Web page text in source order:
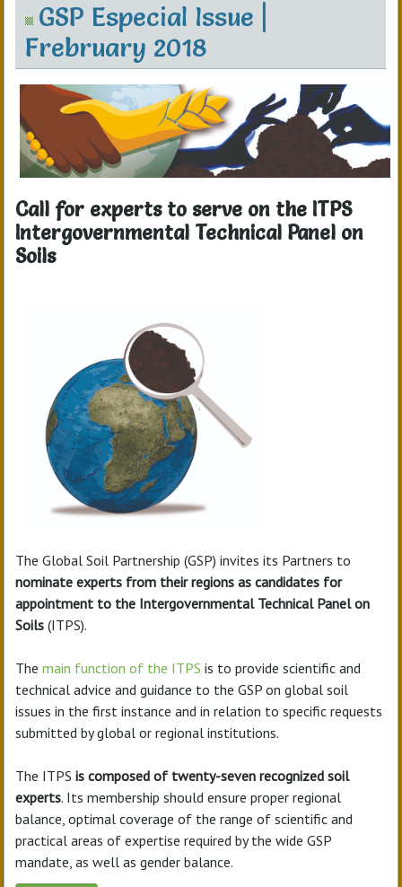
GSP Especial Issue |
Frebruary 2018
Call for experts to serve on the ITPS
Intergovernmental Technical Panel on
Soils
The Global Soil Partnership (GSP) invites its Partners to
nominate experts from their regions as candidates for
appointment to the Intergovernmental Technical Panel on
Soils (ITPS).
Themain function of the ITPS is to provide scientific and
technical advice and guidance to the GSP on global soil
issues in the first instance and in relation to specific requests
submitted by global or regional institutions.
The ITPSis composed of twenty-seven recognized soil
experts. Its membership should ensure proper regional
balance, optimal coverage of the range of scientific and
practical areas of expertise required by the wide GSP
mandate, as well as gender balance.